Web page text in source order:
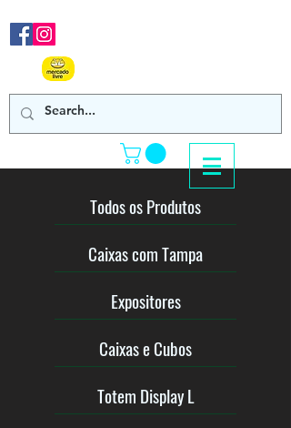
Todos os Produtos
Caixas com Tampa
Expositores
Caixas e Cubos
Totem Display L